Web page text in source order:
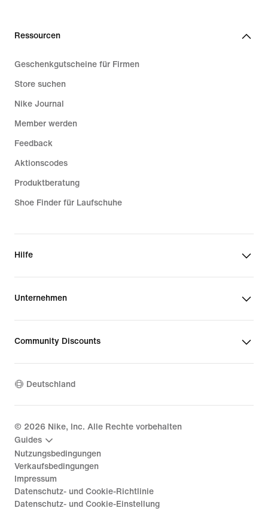
Ressourcen
Geschenkgutscheine für Firmen
Store suchen
Nike Journal
Member werden
Feedback
Aktionscodes
Produktberatung
Shoe Finder für Laufschuhe
Hilfe
Unternehmen
Community Discounts
Deutschland
© 2026 Nike, Inc. Alle Rechte vorbehalten
Guides
Nutzungsbedingungen
Verkaufsbedingungen
Impressum
Datenschutz- und Cookie-Richtlinie
Datenschutz- und Cookie-Einstellung